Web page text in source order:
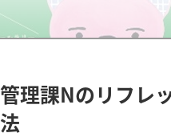
管理課Nのリフレ
法